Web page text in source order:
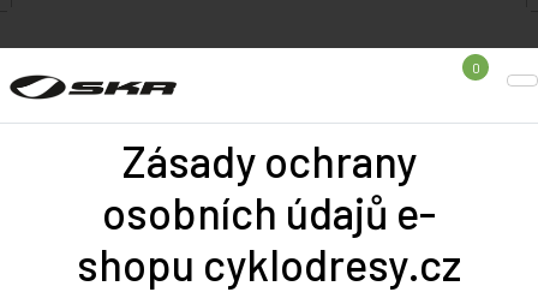
0
Zásady ochrany
osobních údajů e-
shopu cyklodresy.cz